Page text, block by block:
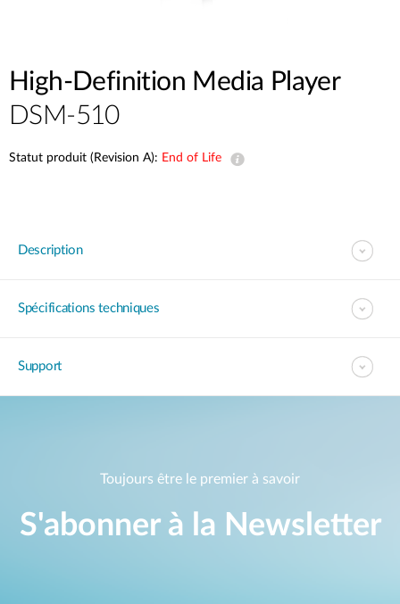
High-Definition Media Player
DSM-510
Statut produit (Revision A): End of Life
Description
Spécifications techniques
Support
Toujours être le premier à savoir
S'abonner à la Newsletter